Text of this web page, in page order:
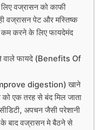
वज्रासन को काफी
वज्रासन पेट और मस्तिष्क
कम करने के लिए फायदेमंद
वाले फायदे (Benefits Of
digestion) खाने
एक तरह से बंद मिल जाता
अपचन जैसी परेशानी
बाद वज्रासन मे बैठने से